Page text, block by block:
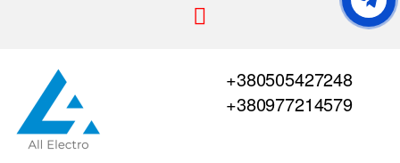
+380505427248
+380977214579